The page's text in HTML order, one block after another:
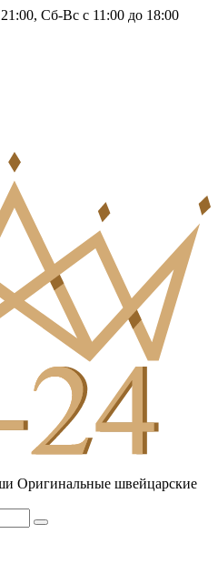
Сб-Вс с 11:00 до 18:00
Оригинальные швейцарские